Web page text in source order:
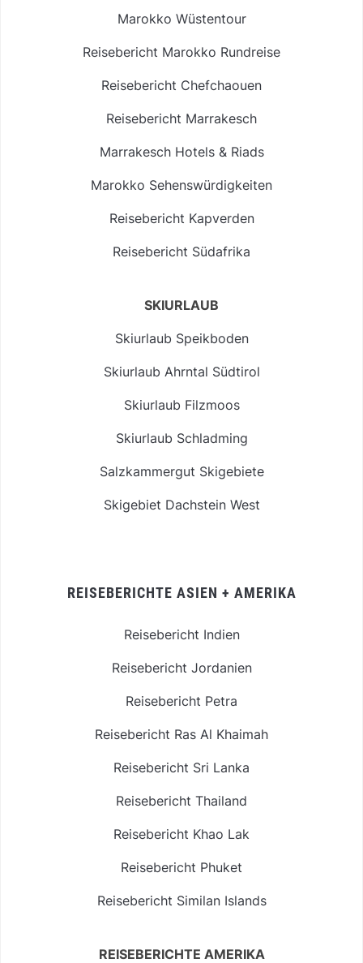
Marokko Wüstentour
Reisebericht Marokko Rundreise
Reisebericht Chefchaouen
Reisebericht Marrakesch
Marrakesch Hotels & Riads
Marokko Sehenswürdigkeiten
Reisebericht Kapverden
Reisebericht Südafrika
SKIURLAUB
Skiurlaub Speikboden
Skiurlaub Ahrntal Südtirol
Skiurlaub Filzmoos
Skiurlaub Schladming
Salzkammergut Skigebiete
Skigebiet Dachstein West
REISEBERICHTE ASIEN + AMERIKA
Reisebericht Indien
Reisebericht Jordanien
Reisebericht Petra
Reisebericht Ras Al Khaimah
Reisebericht Sri Lanka
Reisebericht Thailand
Reisebericht Khao Lak
Reisebericht Phuket
Reisebericht Similan Islands
REISEBERICHTE AMERIKA